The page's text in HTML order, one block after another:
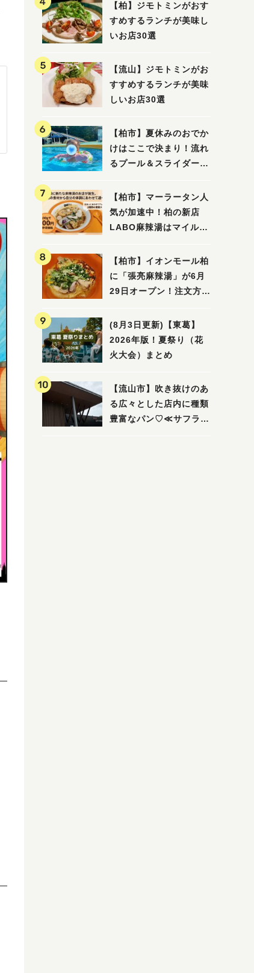
【柏】ジモトミンがおす
すめするランチが美味し
いお店30選
【流山】ジモトミンがお
すすめするランチが美味
しいお店30選
【柏市】夏休みのおでか
けはここで決まり！流れ
るプール＆スライダーに
ル」を親子で満喫してき
ました！
【柏市】マーラータン人
気が加速中！柏の新店
LABO麻辣湯はマイルド
【柏市】イオンモール柏
に「張亮麻辣湯」が6月
29日オープン！注文方法
ビュー
(8月3日更新)【東葛】
2026年版！夏祭り（花
火大会）まとめ
【流山市】吹き抜けのあ
る広々とした店内に種類
豊富なパン♡≪サフラン